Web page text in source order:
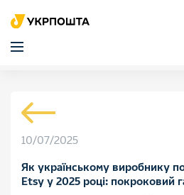
10/07/2025
Як українському виробнику
Etsy у 2025 році: покроковий